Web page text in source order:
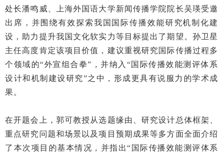
处长潘鸣威、上海外国语大学新闻传播学院院长吴瑛受邀
出席，并围绕有效探索我国国际传播效能研究机制化建
设，助力提升我国文化软实力等目标提出了期望。孙卫星
主任高度肯定该项目价值，建议重视研究国际传播过程多
个领域的“外宣组合拳”，并纳入“国际传播效能测评体系
设计和机制建设研究”之中，形成更具有说服力的学术成
果。
在开题会上，郭可教授从选题缘由、研究设计总体框架、
重点研究问题和场景以及项目预期成果等多方面全面介绍
了本次项目的基本情况，并指出“国际传播效能测评体系